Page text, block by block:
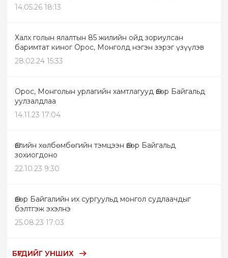
14.05.26 18:13
Халх голын ялалтын 85 жилийн ойд зориулсан
баримтат киног Орос, Монголд нэгэн зэрэг үзүүлэв
28.02.24 15:33
Орос, Монголын урлагийн хамтлагууд Өвөр Байгальд
уулзалдлаа
14.11.23 17:04
Өвлийн хөлбөмбөгийн тэмцээн Өвөр Байгальд
зохиогдоно
22.10.23 9:30
Өвөр Байгалийн их сургуульд монгол судлаачдыг
бэлтгэж эхэлнэ
25.08.23 17:03
БҮГДИЙГ УНШИХ